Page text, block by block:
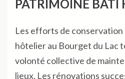
PATRIMOINE BÂTI
Les efforts de
hôtelier au Bourget du Lac
volonté collective de
lieux. Les rénovations